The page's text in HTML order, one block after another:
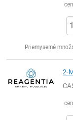
Priemyselné
2-